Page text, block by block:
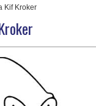
Kif Kroker